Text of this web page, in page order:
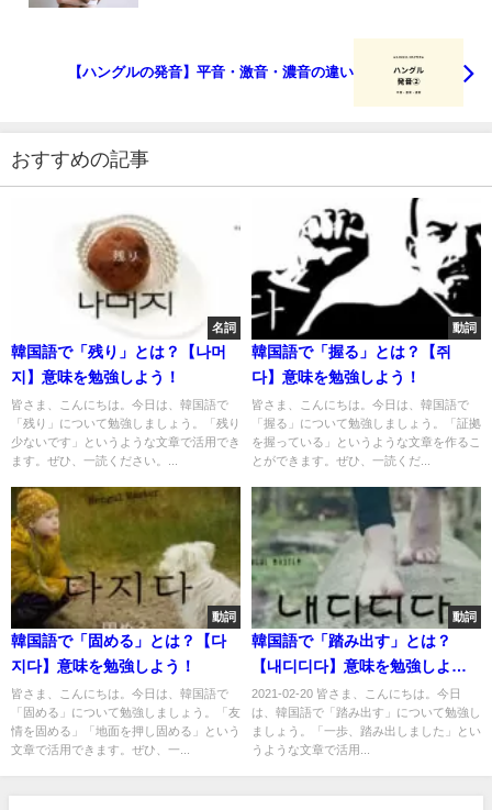
【ハングルの発音】平音・激音・濃音の違い
おすすめの記事
名詞
韓国語で「残り」とは？【나머
지】意味を勉強しよう！
皆さま、こんにちは。今日は、韓国語で
「残り」について勉強しましょう。「残り
少ないです」というような文章で活用でき
ます。ぜひ、一読ください。...
動詞
韓国語で「握る」とは？【쥐
다】意味を勉強しよう！
皆さま、こんにちは。今日は、韓国語で
「握る」について勉強しましょう。「証拠
を握っている」というような文章を作るこ
とができます。ぜひ、一読くだ...
動詞
韓国語で「固める」とは？【다
지다】意味を勉強しよう！
皆さま、こんにちは。今日は、韓国語で
「固める」について勉強しましょう。「友
情を固める」「地面を押し固める」という
文章で活用できます。ぜひ、一...
動詞
韓国語で「踏み出す」とは？
【내디디다】意味を勉強しよ
う！
2021-02-20 皆さま、こんにちは。今日
は、韓国語で「踏み出す」について勉強し
ましょう。「一歩、踏み出しました」とい
うような文章で活用...